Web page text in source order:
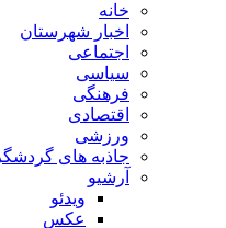
خانه
اخبار شهرستان
اجتماعی
سیاسی
فرهنگی
اقتصادی
ورزشی
جاذبه های
آرشیو
ویدئو
عکس